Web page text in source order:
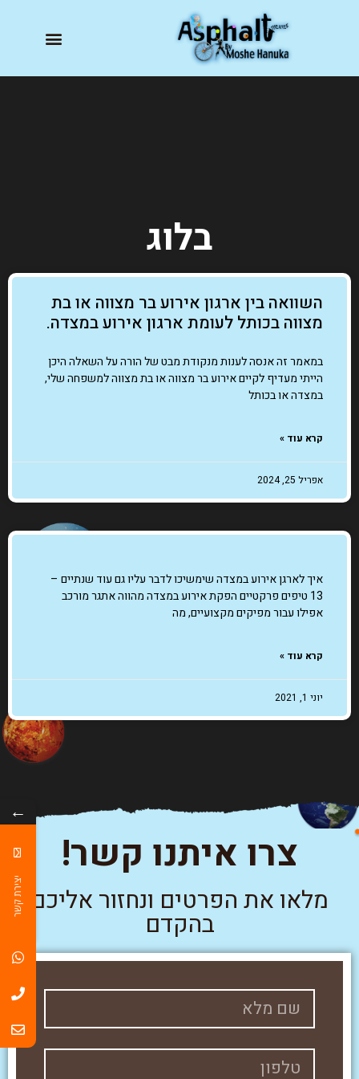
בלוג
השוואה בין ארגון אירוע בר מצווה או בת
מצווה בכותל לעומת ארגון אירוע במצדה.
במאמר זה אנסה לענות מנקודת מבט של הורה על השאלה היכן
הייתי מעדיף לקיים אירוע בר מצווה או בת מצווה למשפחה שלי,
במצדה או בכותל
קרא עוד »
אפריל 25, 2024
איך לארגן אירוע במצדה שימשיכו לדבר עליו גם עוד שנתיים –
13 טיפים פרקטיים הפקת אירוע במצדה מהווה אתגר מורכב
אפילו עבור מפיקים מקצועיים, מה
קרא עוד »
יוני 1, 2021
צרו איתנו קשר!
מלאו את הפרטים ונחזור אליכם
בהקדם
←
יצירת קשר